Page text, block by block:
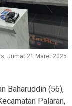
Jumat 21 Maret 2025.
Baharuddin (56),
Palaran,